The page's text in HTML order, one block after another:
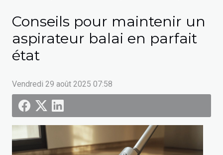
Conseils pour maintenir un
aspirateur balai en parfait
état
Vendredi 29 août 2025 07:58